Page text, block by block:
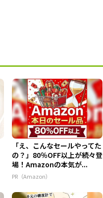
「え、こんなセールやってた
の？」80％OFF以上が続々登
場！Amazonの本気が...
PR（Amazon）